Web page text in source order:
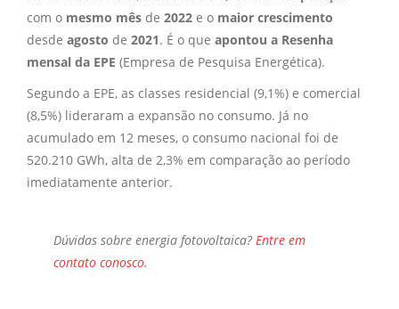
com o mesmo mês de 2022 e o maior crescimento
desde agosto de 2021. É o que apontou a Resenha
mensal da EPE (Empresa de Pesquisa Energética).
Segundo a EPE, as classes residencial (9,1%) e comercial
(8,5%) lideraram a expansão no consumo. Já no
acumulado em 12 meses, o consumo nacional foi de
520.210 GWh, alta de 2,3% em comparação ao período
imediatamente anterior.
Dúvidas sobre energia fotovoltaica? Entre em
contato conosco.